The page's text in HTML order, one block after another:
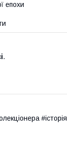
епохи
.
#історія